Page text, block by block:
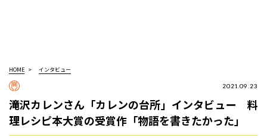
HOME インタビュー
2021.09.23
滝沢カレンさん「カレンの台所」インタビュー 料
理レシピ本大賞の受賞作「物語を書きたかった」